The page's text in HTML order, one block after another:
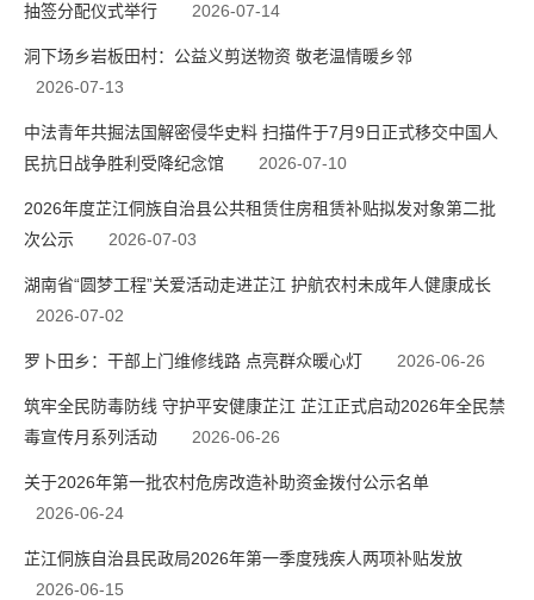
抽签分配仪式举行
2026-07-14
洞下场乡岩板田村：公益义剪送物资 敬老温情暖乡邻
2026-07-13
中法青年共掘法国解密侵华史料 扫描件于7月9日正式移交中国人
民抗日战争胜利受降纪念馆
2026-07-10
2026年度芷江侗族自治县公共租赁住房租赁补贴拟发对象第二批
次公示
2026-07-03
湖南省“圆梦工程”关爱活动走进芷江 护航农村未成年人健康成长
2026-07-02
罗卜田乡：干部上门维修线路 点亮群众暖心灯 2026-06-26
筑牢全民防毒防线 守护平安健康芷江 芷江正式启动2026年全民禁
毒宣传月系列活动
2026-06-26
关于2026年第一批农村危房改造补助资金拨付公示名单
2026-06-24
芷江侗族自治县民政局2026年第一季度残疾人两项补贴发放
2026-06-15